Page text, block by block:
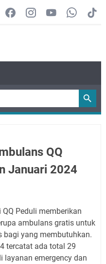
QQ
Januari 2024
QQ Peduli memberikan
ambulans gratis untuk
bagi yang membutuhkan.
tercatat ada total 29
layanan emergency dan